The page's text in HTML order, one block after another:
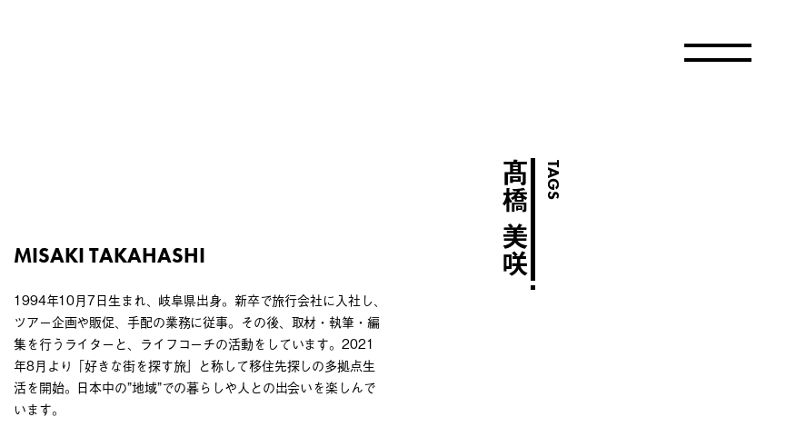
TAGS
髙橋 美咲
MISAKI TAKAHASHI
1994年10月7日生まれ、岐阜県出身。新卒で旅行会社に入社し、
ツアー企画や販促、手配の業務に従事。その後、取材・執筆・編
集を行うライターと、ライフコーチの活動をしています。2021
年8月より「好きな街を探す旅」と称して移住先探しの多拠点生
活を開始。日本中の”地域”での暮らしや人との出会いを楽しんで
います。